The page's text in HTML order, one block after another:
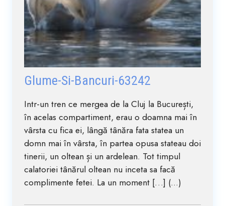
Glume-Si-Bancuri-63242
Intr-un tren ce mergea de la Cluj la București,
în acelas compartiment, erau o doamna mai în
vârsta cu fica ei, lângă tânăra fata statea un
domn mai în vârsta, în partea opusa stateau doi
tinerii, un oltean și un ardelean. Tot timpul
calatoriei tânărul oltean nu inceta sa facă
complimente fetei. La un moment […] (...)